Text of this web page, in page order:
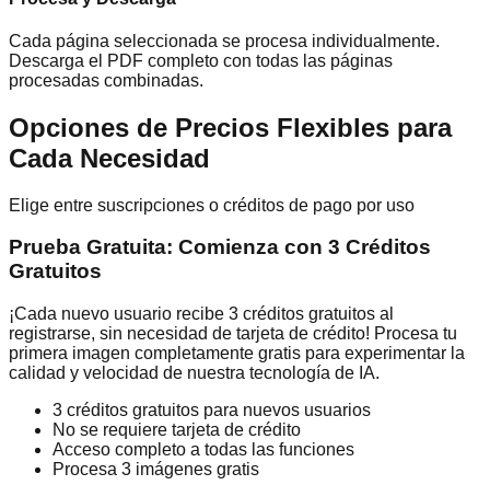
Cada página seleccionada se procesa individualmente.
Descarga el PDF completo con todas las páginas
procesadas combinadas.
Opciones de Precios Flexibles para
Cada Necesidad
Elige entre suscripciones o créditos de pago por uso
Prueba Gratuita: Comienza con 3 Créditos
Gratuitos
¡Cada nuevo usuario recibe 3 créditos gratuitos al
registrarse, sin necesidad de tarjeta de crédito! Procesa tu
primera imagen completamente gratis para experimentar la
calidad y velocidad de nuestra tecnología de IA.
3 créditos gratuitos para nuevos usuarios
No se requiere tarjeta de crédito
Acceso completo a todas las funciones
Procesa 3 imágenes gratis